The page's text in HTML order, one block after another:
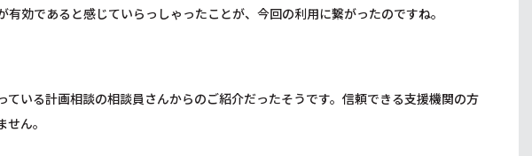
効であると感じていらっしゃったことが、今回の利用に繋がったのですね。
いる計画相談の相談員さんからのご紹介だったそうです。信頼できる支援機関の方
ん。